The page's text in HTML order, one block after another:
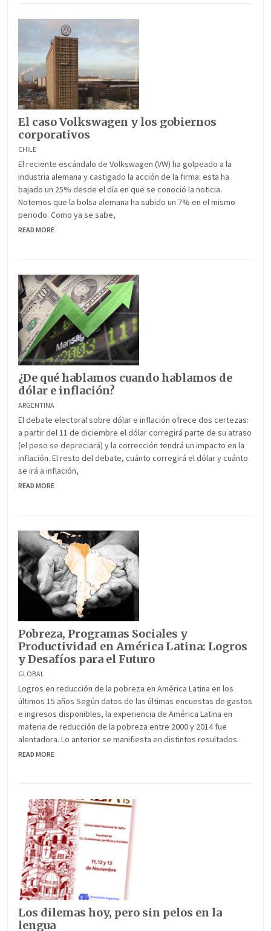
El caso Volkswagen y los gobiernos
corporativos
CHILE
El reciente escándalo de Volkswagen (VW) ha golpeado a la
industria alemana y castigado la acción de la firma: esta ha
bajado un 25% desde el día en que se conoció la noticia.
Notemos que la bolsa alemana ha subido un 7% en el mismo
periodo. Como ya se sabe,
READ MORE
¿De qué hablamos cuando hablamos de
dólar e inflación?
ARGENTINA
El debate electoral sobre dólar e inflación ofrece dos certezas:
a partir del 11 de diciembre el dólar corregirá parte de su atraso
(el peso se depreciará) y la corrección tendrá un impacto en la
inflación. El resto del debate, cuánto corregirá el dólar y cuánto
se irá a inflación,
READ MORE
Pobreza, Programas Sociales y
Productividad en América Latina: Logros
y Desafíos para el Futuro
GLOBAL
Logros en reducción de la pobreza en América Latina en los
últimos 15 años Según datos de las últimas encuestas de gastos
e ingresos disponibles, la experiencia de América Latina en
materia de reducción de la pobreza entre 2000 y 2014 fue
alentadora. Lo anterior se manifiesta en distintos resultados.
READ MORE
Los dilemas hoy, pero sin pelos en la
lengua